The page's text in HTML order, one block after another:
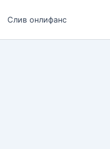
Слив онлифанс